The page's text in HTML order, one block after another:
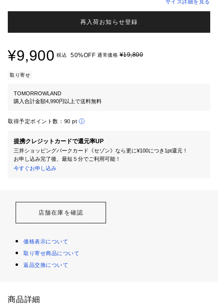
サイズ詳細を見る
再入荷お知らせ登録
¥9,900 税込 50%OFF 通常価格¥19,800
取り寄せ
TOMORROWLAND
購入合計金額4,990円以上で送料無料
取得予定ポイント数： 90 pt
提携クレジットカードで還元率UP
三井ショッピングパークカード《セゾン》なら更に¥100につき1pt還元！
お申し込み完了後、最短５分でご利用可能！
今すぐお申し込み
店舗在庫を確認
価格表示について
取り寄せ商品について
返品交換について
商品詳細